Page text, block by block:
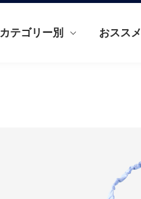
カテゴリー別 おスス